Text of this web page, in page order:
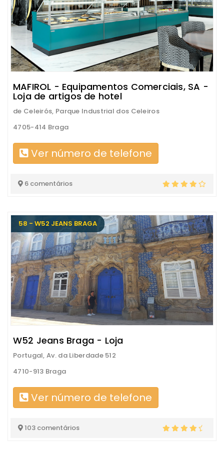
MAFIROL - Equipamentos Comerciais, SA -
Loja de artigos de hotel
de Celeirós, Parque Industrial dos Celeiros
4705-414 Braga
Ver número de telefone
6 comentários
58 - W52 JEANS BRAGA
W52 Jeans Braga - Loja
Portugal, Av. da Liberdade 512
4710-913 Braga
Ver número de telefone
103 comentários